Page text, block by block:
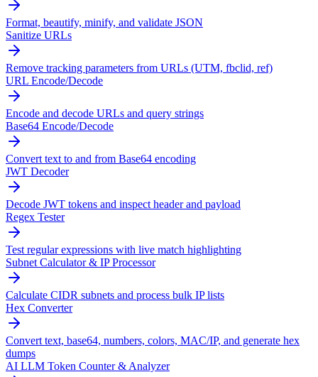
Format, beautify, minify, and validate JSON
Sanitize URLs
Remove tracking parameters from URLs (UTM, fbclid, ref)
URL Encode/Decode
Encode and decode URLs and query strings
Base64 Encode/Decode
Convert text to and from Base64 encoding
JWT Decoder
Decode JWT tokens and inspect header and payload
Regex Tester
Test regular expressions with live match highlighting
Subnet Calculator & IP Processor
Calculate CIDR subnets and process bulk IP lists
Hex Converter
Convert text, base64, numbers, colors, MAC/IP, and generate hex
dumps
AI LLM Token Counter & Analyzer